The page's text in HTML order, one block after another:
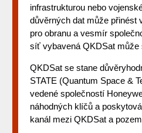
infrastrukturou nebo
důvěrných dat může přinést
pro obranu a vesmír
síť vybavená QKDSat může
QKDSat se stane
STATE (Quantum Space &
vedené společností
náhodných klíčů a
kanál mezi QKDSat a